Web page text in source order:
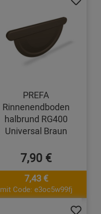
PREFA
Rinnenendboden
halbrund RG400
Universal Braun
7,90 €
7,43 €
mit Code: e3oc5w99fj